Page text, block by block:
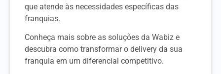
que atende às necessidades específicas das
franquias.
Conheça mais sobre as soluções da Wabiz e
descubra como transformar o delivery da sua
franquia em um diferencial competitivo.